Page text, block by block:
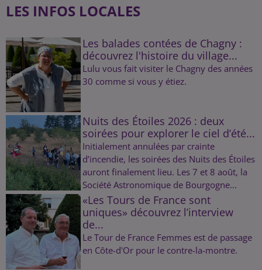
LES INFOS LOCALES
Les balades contées de Chagny :
découvrez l'histoire du village...
Lulu vous fait visiter le Chagny des années
30 comme si vous y étiez.
Nuits des Étoiles 2026 : deux
soirées pour explorer le ciel d’été...
Initialement annulées par crainte
d’incendie, les soirées des Nuits des Étoiles
auront finalement lieu. Les 7 et 8 août, la
Société Astronomique de Bourgogne...
«Les Tours de France sont
uniques» découvrez l’interview
de...
Le Tour de France Femmes est de passage
en Côte-d'Or pour le contre-la-montre.